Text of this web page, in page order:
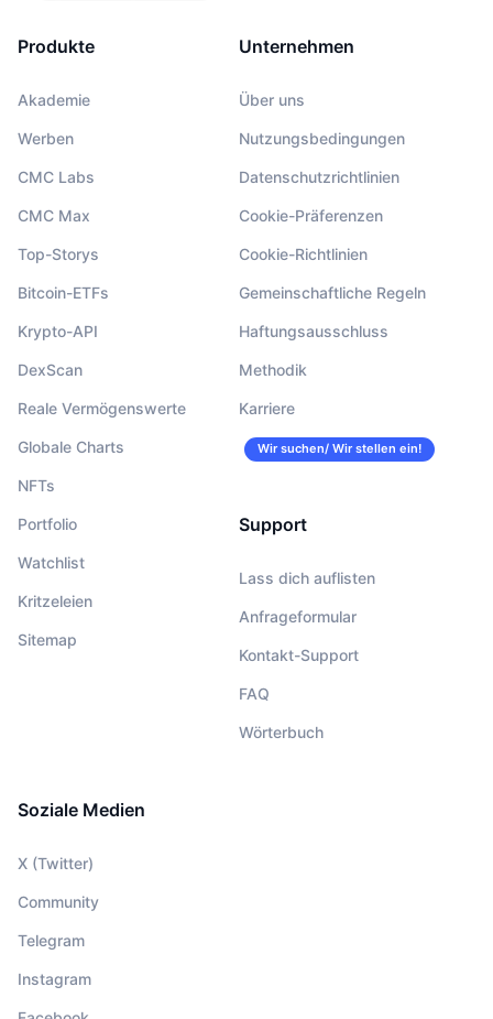
Produkte
Akademie
Werben
CMC Labs
CMC Max
Top-Storys
Bitcoin-ETFs
Krypto-API
DexScan
Reale Vermögenswerte
Globale Charts
NFTs
Portfolio
Watchlist
Kritzeleien
Sitemap
Unternehmen
Über uns
Nutzungsbedingungen
Datenschutzrichtlinien
Cookie-Präferenzen
Cookie-Richtlinien
Gemeinschaftliche Regeln
Haftungsausschluss
Methodik
Karriere
Wir suchen/ Wir stellen ein!
Support
Lass dich auflisten
Anfrageformular
Kontakt-Support
FAQ
Wörterbuch
Soziale Medien
X (Twitter)
Community
Telegram
Instagram